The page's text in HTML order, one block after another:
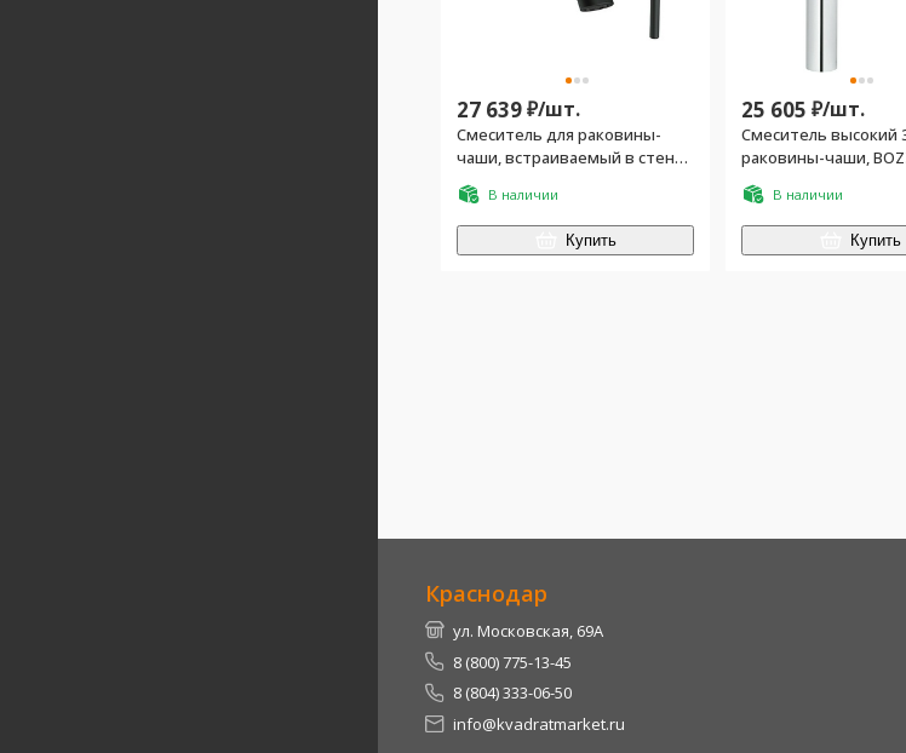
27 639₽/шт.
Смеситель для раковины-
чаши, встраиваемый в стену
BOZZ (БЕЗ внутр.арт.38243 ),
цв. черный матовый
В наличии
Купить
25 605 ₽/шт.
Смеситель высокий
раковины-чаши, BOZZ ,
цв.хром,
В наличии
Купить
Краснодар
ул. Московская, 69А
8 (800) 775-13-45
8 (804) 333-06-50
info@kvadratmarket.ru